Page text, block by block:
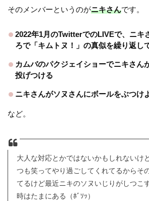
そのメンバーというのがニキさんです。
2022年1月のTwitterでのLIVEで、ニキ
ろで「キムトヌ！」の真似を繰り返し
カムバのパクジェイショーでニキさん
投げつける
ニキさんがソヌさんにボールをぶつけ
など。
大人な対応とかではないかもしれないけ
つも笑ってやり過ごしてくれてるからそ
てるけど最近ニキのソヌいじりがしつこ
時はたまにある（ﾎﾞｿｯ）